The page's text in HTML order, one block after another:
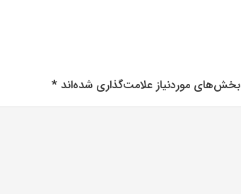
بخش‌های موردنیاز علامت‌گذاری شده‌اند *